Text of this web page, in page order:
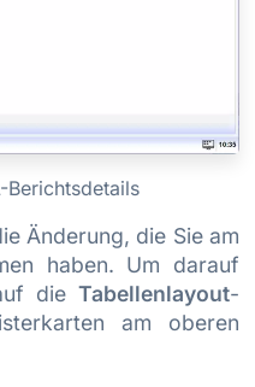
Änderung, die Sie am
haben. Um darauf
dieTabellenlayout-
am oberen